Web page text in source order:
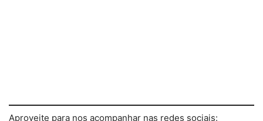
Aproveite para nos acompanhar nas redes sociais: